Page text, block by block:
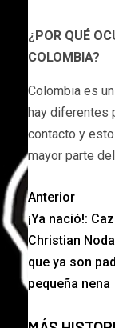
¿POR QUÉ
COLOMBIA?
​Colombia es
hay diferentes
contacto y
mayor parte
Anterior
¡Ya nació!:
Christian
que ya son
pequeña nena